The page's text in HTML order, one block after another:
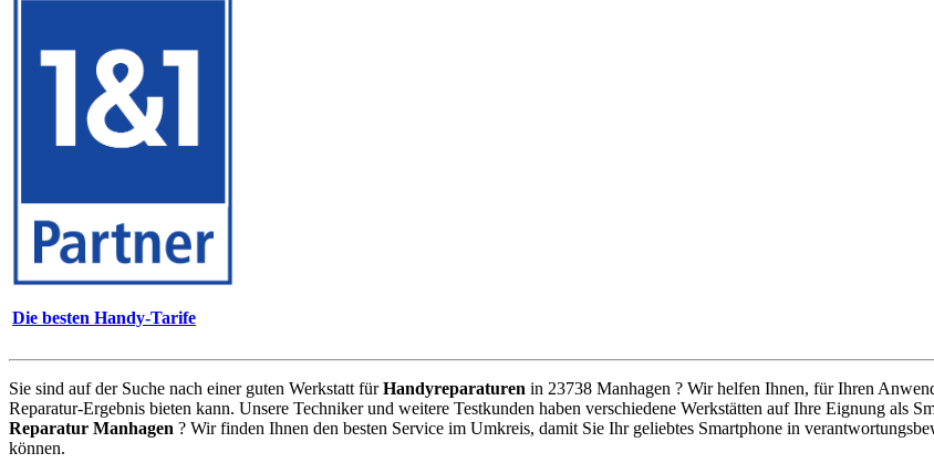
Die besten Handy-Tarife
Sie sind auf der Suche nach einer guten Werkstatt fürHandyreparaturen in 23738 Manhagen ? Wir helfen Ihnen, für Ihren
Reparatur-Ergebnis bieten kann. Unsere Techniker und weitere Testkunden haben verschiedene Werkstätten auf Ihre Eignung als
Reparatur Manhagen ? Wir finden Ihnen den besten Service im Umkreis, damit Sie Ihr geliebtes Smartphone in
können.